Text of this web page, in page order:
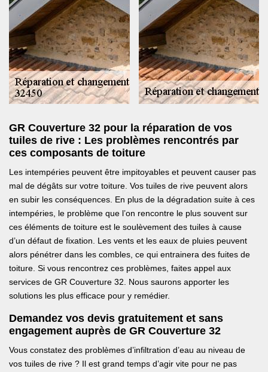
GR Couverture 32 pour la réparation de vos
tuiles de rive : Les problèmes rencontrés par
ces composants de toiture
Les intempéries peuvent être impitoyables et peuvent causer pas
mal de dégâts sur votre toiture. Vos tuiles de rive peuvent alors
en subir les conséquences. En plus de la dégradation suite à ces
intempéries, le problème que l’on rencontre le plus souvent sur
ces éléments de toiture est le soulèvement des tuiles à cause
d’un défaut de fixation. Les vents et les eaux de pluies peuvent
alors pénétrer dans les combles, ce qui entrainera des fuites de
toiture. Si vous rencontrez ces problèmes, faites appel aux
services de GR Couverture 32. Nous saurons apporter les
solutions les plus efficace pour y remédier.
Demandez vos devis gratuitement et sans
engagement auprès de GR Couverture 32
Vous constatez des problèmes d’infiltration d’eau au niveau de
vos tuiles de rive ? Il est grand temps d’agir vite pour ne pas